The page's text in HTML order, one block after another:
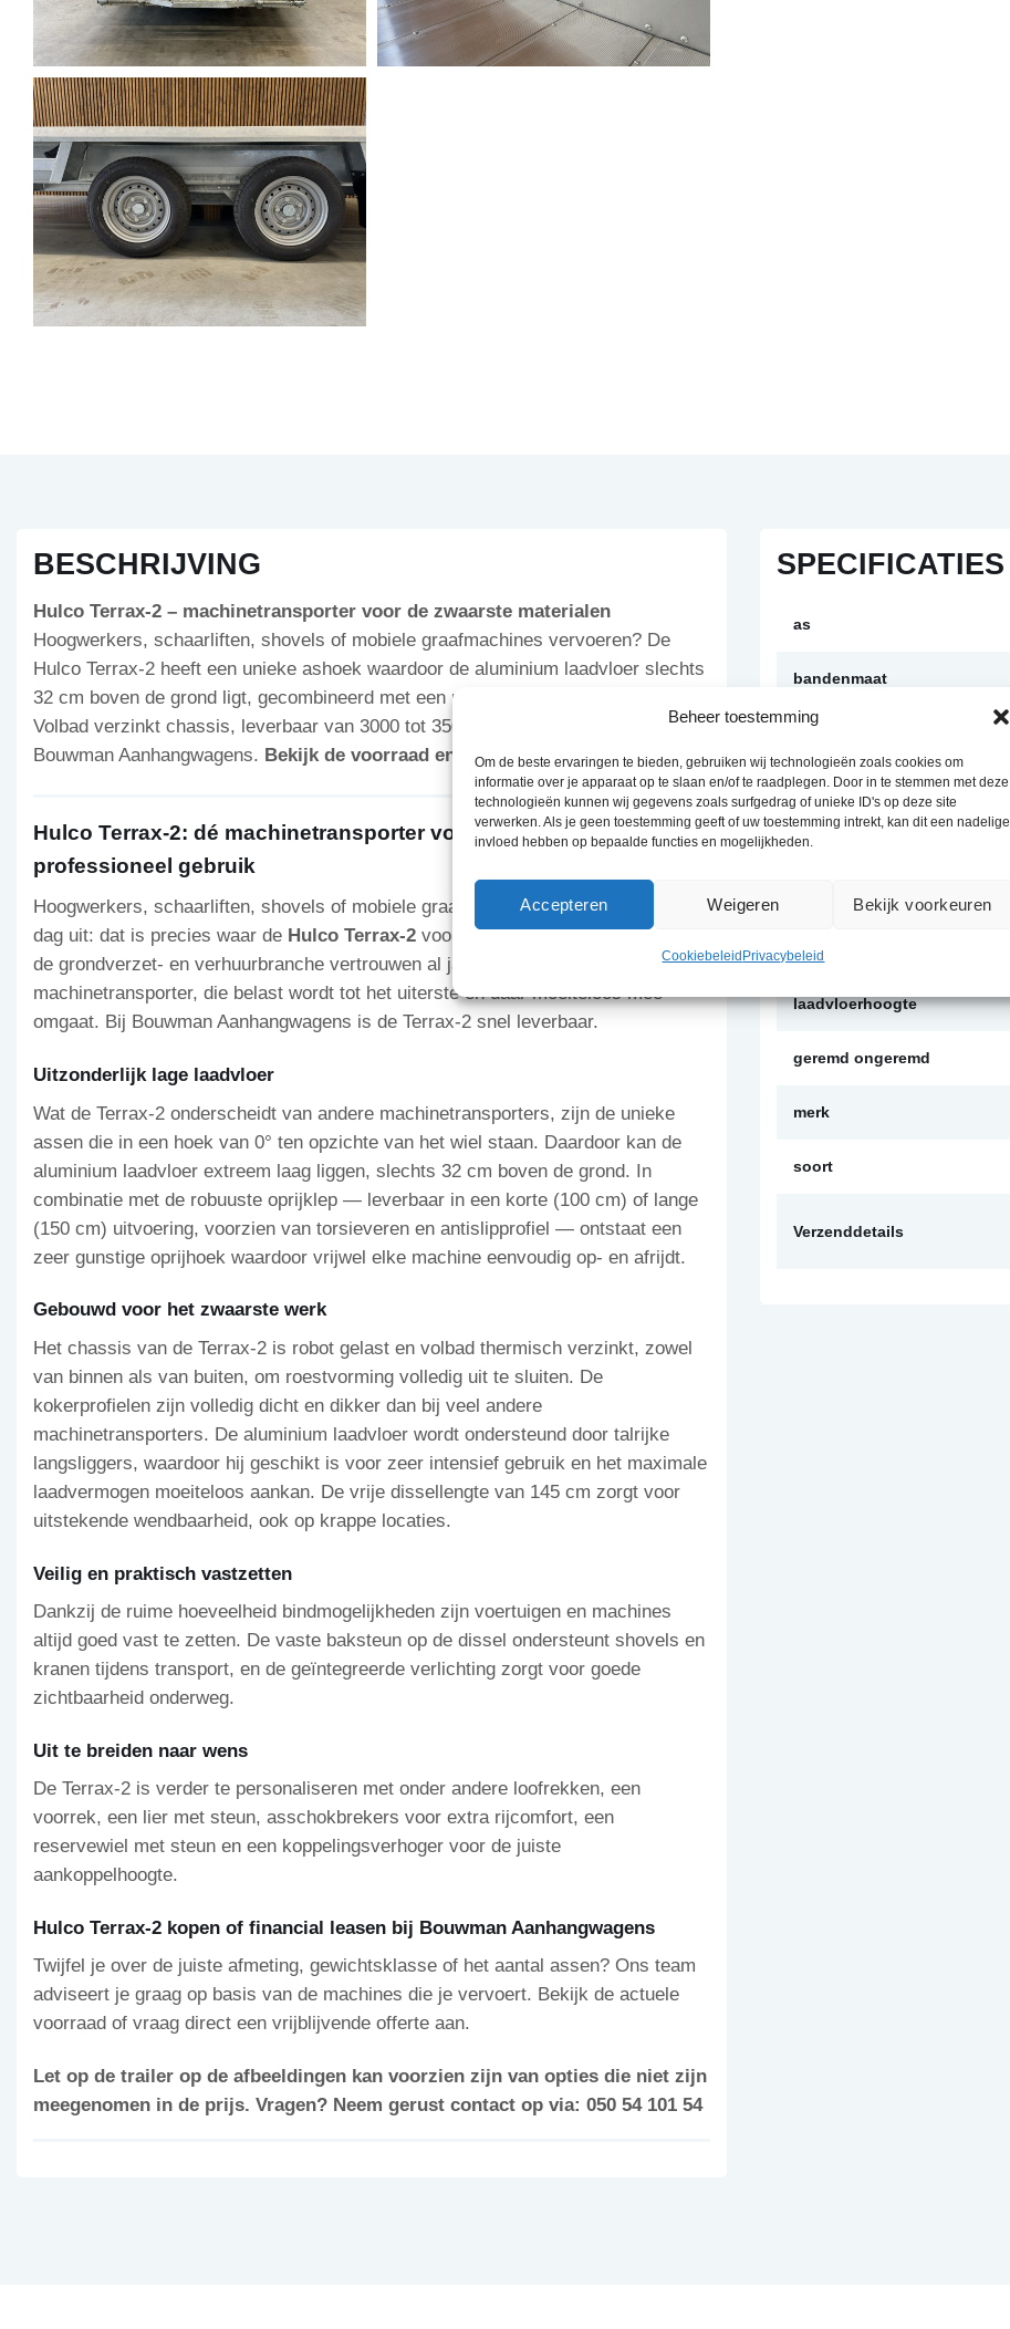
Beheer toestemming
Om de beste ervaringen te bieden, gebruiken wij technologieën zoals cookies om
informatie over je apparaat op te slaan en/of te raadplegen. Door in te stemmen met deze
technologieën kunnen wij gegevens zoals surfgedrag of unieke ID's op deze site
verwerken. Als je geen toestemming geeft of uw toestemming intrekt, kan dit een nadelige
invloed hebben op bepaalde functies en mogelijkheden.
Accepteren Weigeren Bekijk voorkeuren
Cookiebeleid Privacybeleid
BESCHRIJVING
Hulco Terrax-2 – machinetransporter voor de zwaarste materialen
Hoogwerkers, schaarliften, shovels of mobiele graafmachines vervoeren? De
Hulco Terrax-2 heeft een unieke ashoek waardoor de aluminium laadvloer slechts
32 cm boven de grond ligt, gecombineerd met een robuuste oprijklep tot 150 cm.
Volbad verzinkt chassis, leverbaar van 3000 tot 3500 kg met 2 of 3 assen. Nu bij
Bouwman Aanhangwagens. Bekijk de voorraad en vraag een offerte aan.
Hulco Terrax-2: dé machinetransporter voor zeer intensief
professioneel gebruik
Hoogwerkers, schaarliften, shovels of mobiele graafmachines vervoeren, dag in
dag uit: dat is precies waar de Hulco Terrax-2 voor gebouwd is. Professionals in
de grondverzet- en verhuurbranche vertrouwen al jaren op deze
machinetransporter, die belast wordt tot het uiterste en daar moeiteloos mee
omgaat. Bij Bouwman Aanhangwagens is de Terrax-2 snel leverbaar.
Uitzonderlijk lage laadvloer
Wat de Terrax-2 onderscheidt van andere machinetransporters, zijn de unieke
assen die in een hoek van 0° ten opzichte van het wiel staan. Daardoor kan de
aluminium laadvloer extreem laag liggen, slechts 32 cm boven de grond. In
combinatie met de robuuste oprijklep — leverbaar in een korte (100 cm) of lange
(150 cm) uitvoering, voorzien van torsieveren en antislipprofiel — ontstaat een
zeer gunstige oprijhoek waardoor vrijwel elke machine eenvoudig op- en afrijdt.
Gebouwd voor het zwaarste werk
Het chassis van de Terrax-2 is robot gelast en volbad thermisch verzinkt, zowel
van binnen als van buiten, om roestvorming volledig uit te sluiten. De
kokerprofielen zijn volledig dicht en dikker dan bij veel andere
machinetransporters. De aluminium laadvloer wordt ondersteund door talrijke
langsliggers, waardoor hij geschikt is voor zeer intensief gebruik en het maximale
laadvermogen moeiteloos aankan. De vrije dissellengte van 145 cm zorgt voor
uitstekende wendbaarheid, ook op krappe locaties.
Veilig en praktisch vastzetten
Dankzij de ruime hoeveelheid bindmogelijkheden zijn voertuigen en machines
altijd goed vast te zetten. De vaste baksteun op de dissel ondersteunt shovels en
kranen tijdens transport, en de geïntegreerde verlichting zorgt voor goede
zichtbaarheid onderweg.
Uit te breiden naar wens
De Terrax-2 is verder te personaliseren met onder andere loofrekken, een
voorrek, een lier met steun, asschokbrekers voor extra rijcomfort, een
reservewiel met steun en een koppelingsverhoger voor de juiste
aankoppelhoogte.
Hulco Terrax-2 kopen of financial leasen bij Bouwman Aanhangwagens
Twijfel je over de juiste afmeting, gewichtsklasse of het aantal assen? Ons team
adviseert je graag op basis van de machines die je vervoert. Bekijk de actuele
voorraad of vraag direct een vrijblijvende offerte aan.
Let op de trailer op de afbeeldingen kan voorzien zijn van opties die niet zijn
meegenomen in de prijs. Vragen? Neem gerust contact op via: 050 54 101 54
SPECIFICATIES
as
bandenmaat
breedte
bruto laadvermogen
eigengewicht
laadvermogen
laadvloerhoogte
geremd ongeremd
merk
soort
Verzenddetails